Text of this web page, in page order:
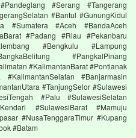
#Serang #Tangerang
#Bantul #GunungKidul
#Sumatera #Aceh #BandaAceh
#Padang #Riau #Pekanbaru
#Bengkulu #Lampung
#PangkalPinang
#KalimantanBarat #Pontianak
#KalimantanSelatan #Banjarmasin
#TanjungSelor #Sulawesi
#Palu #SulawesiSelatan
#SulawesiBarat #Mamuju
#NusaTenggaraTimur #Kupang
#Batam